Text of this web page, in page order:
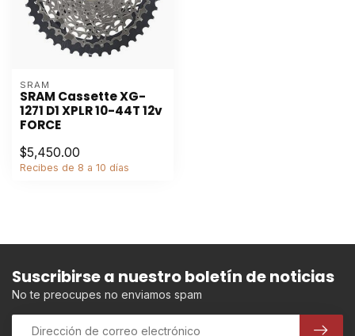
SRAM
SRAM Cassette XG-
1271 D1 XPLR 10-44T 12v
FORCE
$5,450.00
Recibes de 8 a 10 días
Suscribirse a nuestro boletín de noticias
No te preocupes no enviamos spam